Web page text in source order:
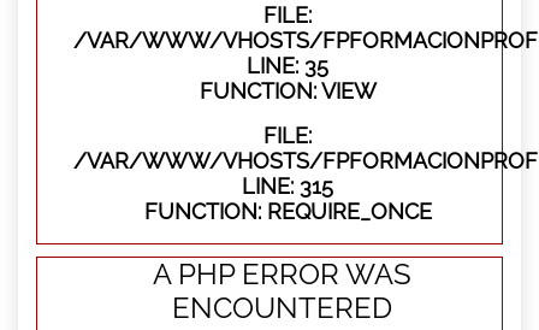
FILE:
/VAR/WWW/VHOSTS/
LINE: 35
FUNCTION: VIEW
FILE:
/VAR/WWW/VHOSTS/
LINE: 315
FUNCTION: REQUIRE_ONCE
A PHP ERROR WAS
ENCOUNTERED